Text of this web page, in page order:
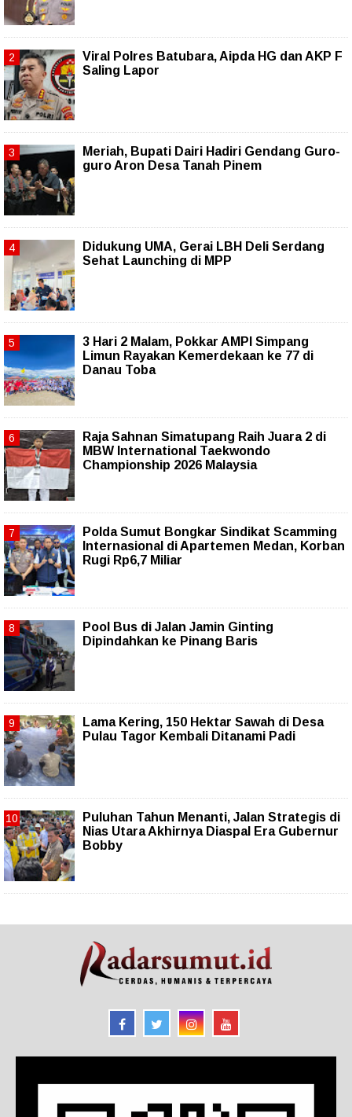
Viral Polres Batubara, Aipda HG dan AKP F
Saling Lapor
Meriah, Bupati Dairi Hadiri Gendang Guro-
guro Aron Desa Tanah Pinem
Didukung UMA, Gerai LBH Deli Serdang
Sehat Launching di MPP
3 Hari 2 Malam, Pokkar AMPI Simpang
Limun Rayakan Kemerdekaan ke 77 di
Danau Toba
Raja Sahnan Simatupang Raih Juara 2 di
MBW International Taekwondo
Championship 2026 Malaysia
Polda Sumut Bongkar Sindikat Scamming
Internasional di Apartemen Medan, Korban
Rugi Rp6,7 Miliar
Pool Bus di Jalan Jamin Ginting
Dipindahkan ke Pinang Baris
Lama Kering, 150 Hektar Sawah di Desa
Pulau Tagor Kembali Ditanami Padi
Puluhan Tahun Menanti, Jalan Strategis di
Nias Utara Akhirnya Diaspal Era Gubernur
Bobby